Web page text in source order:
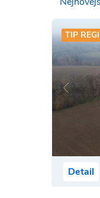
TIP
Detail